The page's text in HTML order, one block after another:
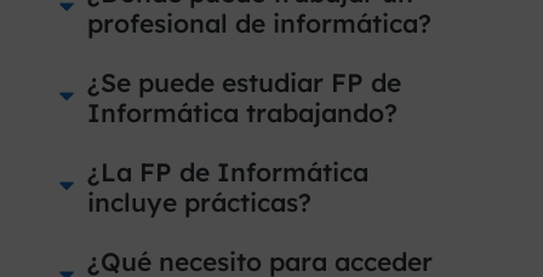
profesional de informática?
¿Se puede estudiar FP de
Informática trabajando?
¿La FP de Informática
incluye prácticas?
¿Qué necesito para acceder